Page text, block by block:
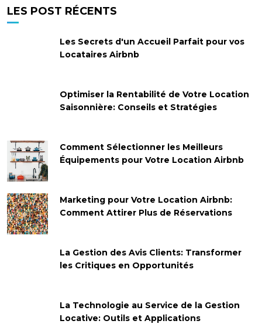
LES POST RÉCENTS
Les Secrets d'un Accueil Parfait pour vos
Locataires Airbnb
Optimiser la Rentabilité de Votre Location
Saisonnière: Conseils et Stratégies
Comment Sélectionner les Meilleurs
Équipements pour Votre Location Airbnb
Marketing pour Votre Location Airbnb:
Comment Attirer Plus de Réservations
La Gestion des Avis Clients: Transformer
les Critiques en Opportunités
La Technologie au Service de la Gestion
Locative: Outils et Applications